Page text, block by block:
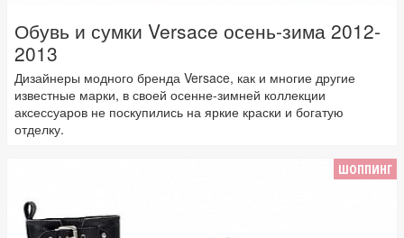
Обувь и сумки Versace осень-зима 2012-
2013
Дизайнеры модного бренда Versace, как и многие другие
известные марки, в своей осенне-зимней коллекции
аксессуаров не поскупились на яркие краски и богатую
отделку.
ШОППИНГ